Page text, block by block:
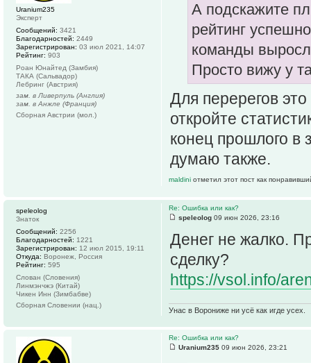
А подскажите
рейтинг
команды
Просто вижу у
Для перерегов
откройте
конец прошлого в
думаю также.
maldini отметил этот пост как
Uranium235
Эксперт
Сообщений: 3421
Благодарностей: 2449
Зарегистрирован: 03 июл 2021, 14:07
Рейтинг: 903
Роан Юнайтед (Замбия)
ТАКА (Сальвадор)
Лебринг (Австрия)
зам. в Ливерпуль (Англия)
зам. в Анжле (Франция)
Сборная Австрии (мол.)
Re: Ошибка или как?
speleolog 09 июн 2026, 23:16
Денег не жалко.
сделку?
https://vsol.info/
Унас в Ворониже ни усё как игде усех.
speleolog
Знаток
Сообщений: 2256
Благодарностей: 1221
Зарегистрирован: 12 июл 2015, 19:11
Откуда: Воронеж, Россия
Рейтинг: 595
Слован (Словения)
Линмэнчжэ (Китай)
Чикен Инн (Зимбабве)
Сборная Словении (нац.)
Re: Ошибка или как?
Uranium235 09 июн 2026, 23:21